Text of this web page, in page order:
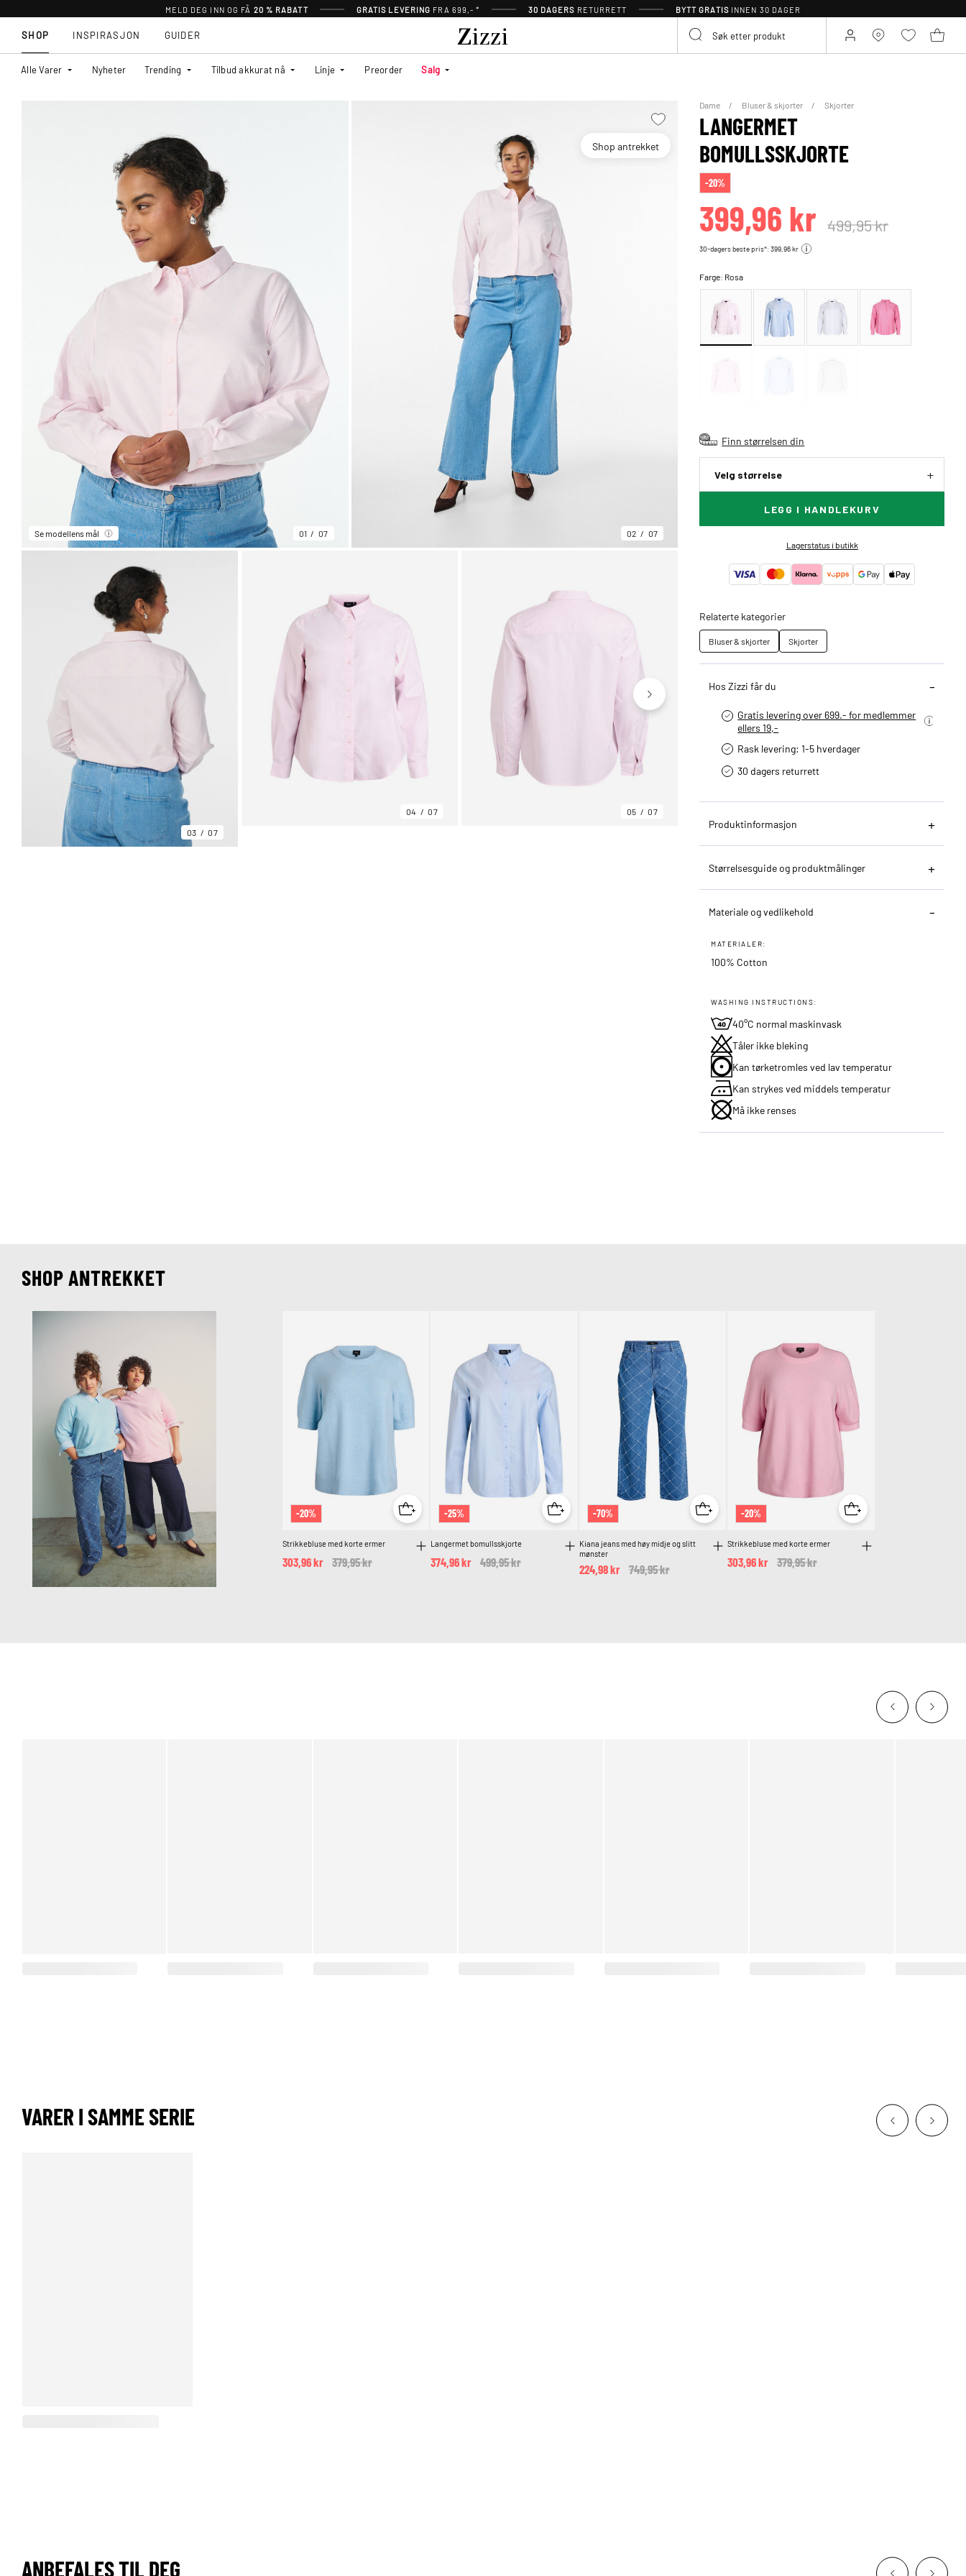
MELD DEG INN OG FÅ 20 % RABATT GRATIS LEVERING FRA 699,- * 30 DAGERS RETURRETT BYTT GRATISINNEN 30 DAGER
SHOP
Alle Varer Nyheter Trending Tilbud akkurat nå Linje Preorder Salg
INSPIRASJON GUIDER
Shop antrekket
Se modellens mål 01 07 02 07
03 07
04 07 05 07
Dame Bluser & skjorter Skjorter
LANGERMET
BOMULLSSKJORTE
-20%
399,96 kr 499,95 kr
30-dagers beste pris*: 399,96 kr
Farge: Rosa
Finn størrelsen din
Velg størrelse
LEGG I HANDLEKURV
Lagerstatus i butikk
Relaterte kategorier
Bluser & skjorter Skjorter
Hos Zizzi får du
Gratis levering over 699.- for medlemmer
ellers 19,-
Rask levering: 1-5 hverdager
30 dagers returrett
Produktinformasjon
Størrelsesguide og produktmålinger
Materiale og vedlikehold
MATERIALER:
100% Cotton
WASHING INSTRUCTIONS:
40°C normal maskinvask
Tåler ikke bleking
Kan tørketromles ved lav temperatur
Kan strykes ved middels temperatur
Må ikke renses
SHOP ANTREKKET
-20%
Strikkebluse med korte ermer
Price reduced from
379,95 krto
303,96 kr
-25%
Langermet bomullsskjorte
Price reduced from
499,95 kr
374,96 kr
-70%
Kiana jeans med høy midje og slitt
mønster
Price reduced from
749,95 krto
224,98 kr
-20%
Strikkebluse med korte ermer
Price reduced from
379,95 kr
303,96 kr
VARER I SAMME SERIE
ANBEFALES TIL DEG